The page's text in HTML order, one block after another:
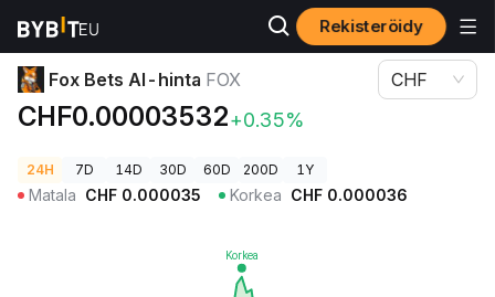
Rekisteröidy
Kryptohinnat
Fox Bets AI-hinta FOX
CHF0.00003532+0.35%
CHF
24H 7D 14D 30D 60D 200D 1Y
Matala CHF 0.000035 Korkea CHF 0.000036